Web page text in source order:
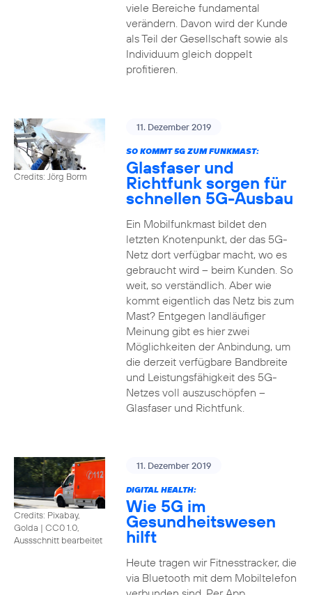
viele Bereiche fundamental
verändern. Davon wird der Kunde
als Teil der Gesellschaft sowie als
Individuum gleich doppelt
profitieren.
Credits: Jörg Borm
11. Dezember 2019
SO KOMMT 5G ZUM FUNKMAST:
Glasfaser und
Richtfunk sorgen für
schnellen 5G-Ausbau
Ein Mobilfunkmast bildet den
letzten Knotenpunkt, der das 5G-
Netz dort verfügbar macht, wo es
gebraucht wird – beim Kunden. So
weit, so verständlich. Aber wie
kommt eigentlich das Netz bis zum
Mast? Entgegen landläufiger
Meinung gibt es hier zwei
Möglichkeiten der Anbindung, um
die derzeit verfügbare Bandbreite
und Leistungsfähigkeit des 5G-
Netzes voll auszuschöpfen –
Glasfaser und Richtfunk.
Credits: Pixabay,
Golda | CC0 1.0,
Aussschnitt bearbeitet
11. Dezember 2019
DIGITAL HEALTH:
Wie 5G im
Gesundheitswesen
hilft
Heute tragen wir Fitnesstracker, die
via Bluetooth mit dem Mobiltelefon